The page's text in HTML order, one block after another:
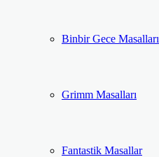
Binbir Gece Masalları
Grimm Masalları
Fantastik Masallar